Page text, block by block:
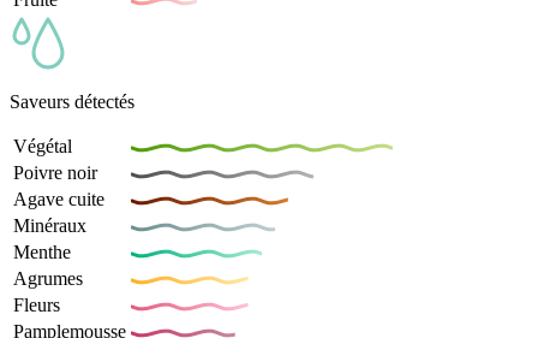
Saveurs détectés
Végétal
Poivre noir
Agave cuite
Minéraux
Menthe
Agrumes
Fleurs
Pamplemousse